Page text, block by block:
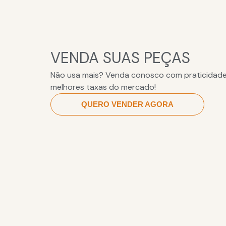
VENDA SUAS PEÇAS
Não usa mais? Venda conosco com
melhores taxas do mercado!
QUERO VENDER AGORA